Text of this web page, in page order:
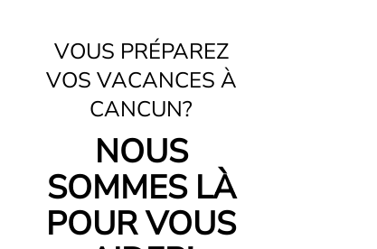
VOUS PRÉPAREZ
VOS VACANCES À
CANCUN?
NOUS
SOMMES LÀ
POUR VOUS